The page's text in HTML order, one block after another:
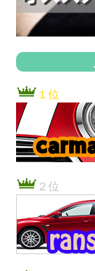
１位
２位